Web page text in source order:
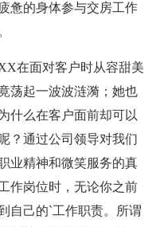
惫的身体参与交房工作
在面对客户时从容甜美
荡起一波波涟漪；她也
什么在客户面前却可以
？通过公司领导对我们
业精神和微笑服务的真
作岗位时，无论你之前
自己的`工作职责。所谓